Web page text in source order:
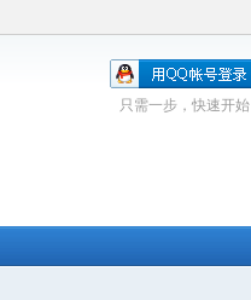
只需一步，快速开始